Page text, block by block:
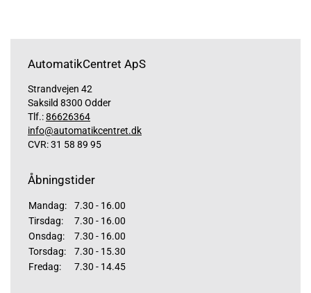
AutomatikCentret ApS
Strandvejen 42
Saksild 8300 Odder
Tlf.:86626364
info@automatikcentret.dk
CVR: 31 58 89 95
Åbningstider
Mandag:
7.30 - 16.00
Tirsdag:
7.30 - 16.00
Onsdag:
7.30 - 16.00
Torsdag:
7.30 - 15.30
Fredag:
7.30 - 14.45